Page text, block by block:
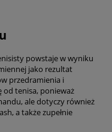
powstaje w wyniku
jako rezultat
przedramienia i
od tenisa, ponieważ
ale dotyczy również
a także zupełnie